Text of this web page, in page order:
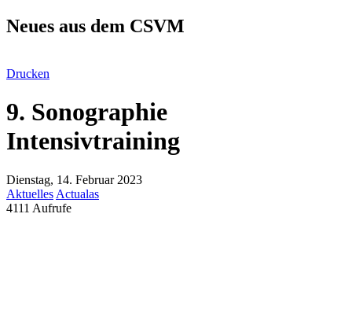
Neues aus dem CSVM
Drucken
9. Sonographie
Intensivtraining
Dienstag, 14. Februar 2023
Aktuelles Actualas
4111 Aufrufe